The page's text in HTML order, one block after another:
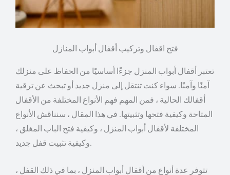
فتح اقفال وتركيب أقفال أبواب المنازل
تعتبر أقفال أبواب المنزل جزءًا أساسيًا من الحفاظ على منزلك
آمنًا وآمنًا. سواء كنت تنتقل إلى منزل جديد أو تبحث عن ترقية
أقفالك الحالية ، فمن المهم فهم الأنواع المختلفة من الأقفال
المتاحة وكيفية فتحها وتثبيتها. في هذا المقال ، سنناقش الأنواع
المختلفة لأقفال أبواب المنزل ، وكيفية فتح الباب المغلق ،
وكيفية تثبيت قفل جديد.
تتوفر عدة أنواع من أقفال أبواب المنزل ، بما في ذلك القفل ،